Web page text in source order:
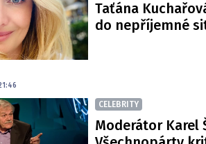
Taťána
do nepříjemné
CELEBRITY
Moderátor Karel